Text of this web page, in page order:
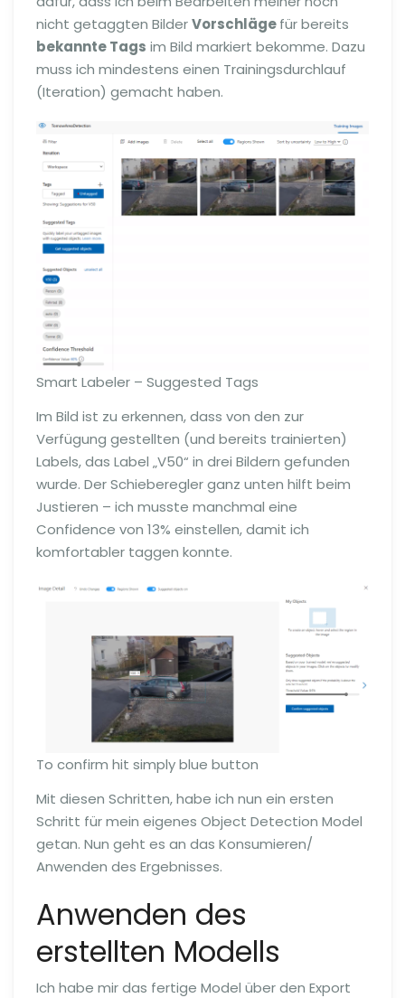
nicht getaggten BilderVorschlägefür bereits
bekannte Tags im Bild markiert bekomme. Dazu
muss ich mindestens einen Trainingsdurchlauf
(Iteration) gemacht haben.
Smart Labeler – Suggested Tags
Im Bild ist zu erkennen, dass von den zur
Verfügung gestellten (und bereits trainierten)
Labels, das Label „V50“ in drei Bildern gefunden
wurde. Der Schieberegler ganz unten hilft beim
Justieren – ich musste manchmal eine
Confidence von 13% einstellen, damit ich
komfortabler taggen konnte.
To confirm hit simply blue button
Mit diesen Schritten, habe ich nun ein ersten
Schritt für mein eigenes Object Detection Model
getan. Nun geht es an das Konsumieren/
Anwenden des Ergebnisses.
Anwenden des
erstellten Modells
Ich habe mir das fertige Model über den Export